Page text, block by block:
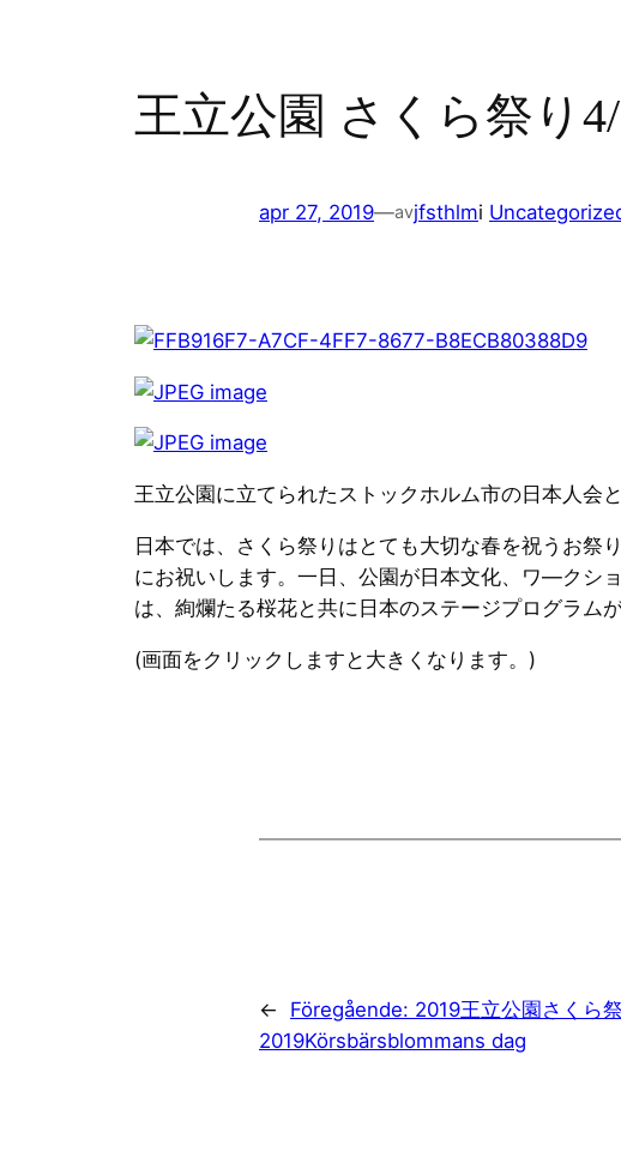
王立公園 さくら祭り4/
apr 27, 2019—avjfsthlmi
王立公園に立てられたストックホルム市の日本人会
日本では、さくら祭りはとても大切な春を祝うお祭
にお祝いします。一日、公園が日本文化、ワ—クシ
は、絢爛たる桜花と共に日本のステージプログラム
(画面をクリックしますと大きくなります。)
← Föregående: 2019王立公園さく
2019Körsbärsblommans dag